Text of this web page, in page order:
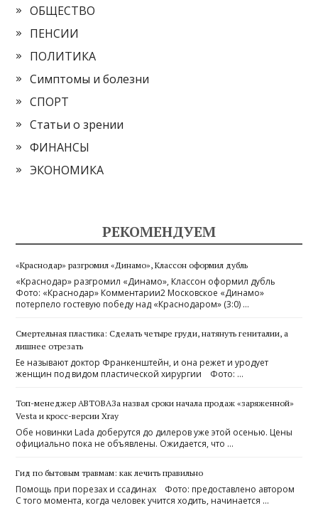
ОБЩЕСТВО
ПЕНСИИ
ПОЛИТИКА
Симптомы и болезни
СПОРТ
Статьи о зрении
ФИНАНСЫ
ЭКОНОМИКА
РЕКОМЕНДУЕМ
«Краснодар» разгромил «Динамо», Классон оформил дубль
«Краснодар» разгромил «Динамо», Классон оформил дубль
Фото: «Краснодар» Комментарии2 Московское «Динамо»
потерпело гостевую победу над «Краснодаром» (3:0) …
Смертельная пластика: Сделать четыре груди, натянуть гениталии, а
лишнее отрезать
Ее называют доктор Франкенштейн, и она режет и уродует
женщин под видом пластической хирургии Фото: …
Топ-менеджер АВТОВАЗа назвал сроки начала продаж «заряженной»
Vesta и кросс-версии Xray
Обе новинки Lada доберутся до дилеров уже этой осенью. Цены
официально пока не объявлены. Ожидается, что …
Гид по бытовым травмам: как лечить правильно
Помощь при порезах и ссадинах Фото: предоставлено автором
С того момента, когда человек учится ходить, начинается …